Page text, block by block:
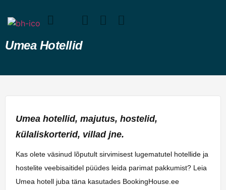
Umea Hotellid
Umea hotellid, majutus, hostelid,
külaliskorterid, villad jne.
Kas olete väsinud lõputult sirvimisest lugematutel hotellide ja
hostelite veebisaitidel püüdes leida parimat pakkumist? Leia
Umea hotell juba täna kasutades BookingHouse.ee